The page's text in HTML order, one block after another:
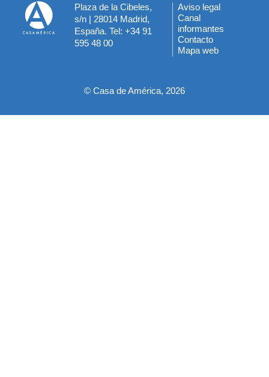
Plaza de la Cibeles,
s/n | 28014 Madrid,
España. Tel: +34 91
595 48 00
Menú
del
pie
Aviso legal
Canal
informantes
Contacto
Mapa web
© Casa de América, 2026